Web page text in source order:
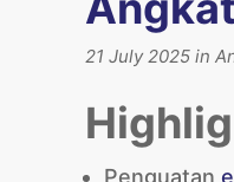
21 July 2025 in
Penguatan